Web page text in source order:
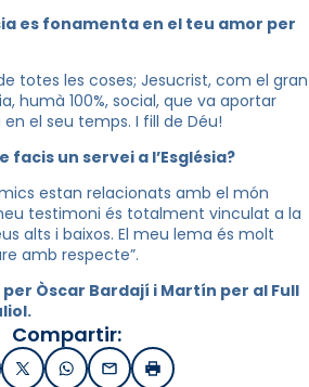
es fonamenta en el teu amor per
totes les coses; Jesucrist, com el gran
humà 100%, social, que va aportar
el seu temps. I fill de Déu!
facis un servei a l’Església?
estan relacionats amb el món
testimoni és totalment vinculat a la
alts i baixos. El meu lema és molt
amb respecte”.
Òscar Bardají i Martín per al Full
Compartir:
X / TwitterWhatsApp
EmailImprimir